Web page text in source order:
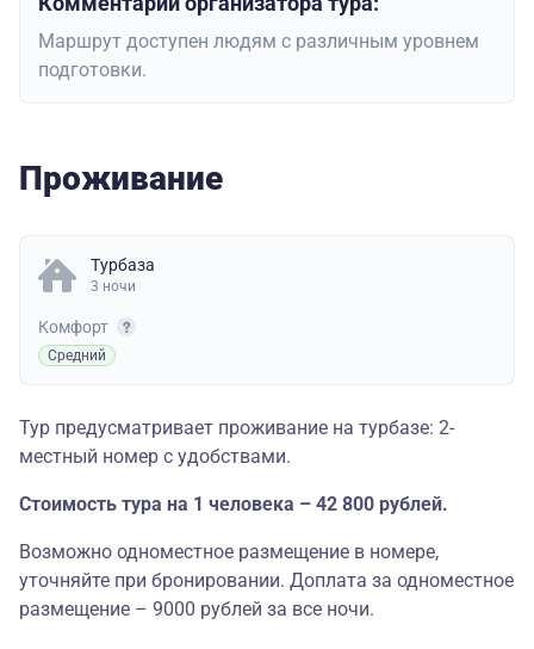
Маршрут доступен людям с различным уровнем
подготовки.
Проживание
Турбаза
3 ночи
Комфорт
Средний
Тур предусматривает проживание на турбазе: 2-
местный номер с удобствами.
Стоимость тура на 1 человека – 42 800 рублей.
Возможно одноместное размещение в номере,
уточняйте при бронировании. Доплата за одноместное
размещение – 9000 рублей за все ночи.